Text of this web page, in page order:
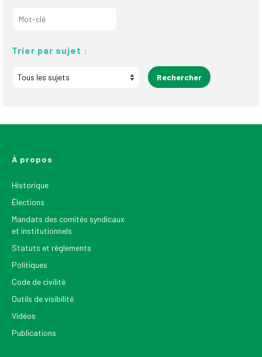
Trier par sujet :
À propos
Historique
Élections
Mandats des comités syndicaux
et institutionnels
Statuts et règlements
Politiques
Code de civilité
Outils de visibilité
Vidéos
Publications